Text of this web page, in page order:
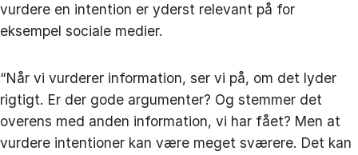
vurdere en intention er yderst relevant på for
eksempel sociale medier.
“Når vi vurderer information, ser vi på, om det lyder
rigtigt. Er der gode argumenter? Og stemmer det
overens med anden information, vi har fået? Men at
vurdere intentioner kan være meget sværere. Det kan